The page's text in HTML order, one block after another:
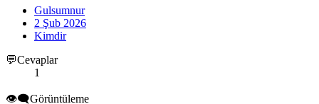
Gulsumnur
2 Şub 2026
Kimdir
💬Cevaplar
1
👁️‍🗨️Görüntüleme